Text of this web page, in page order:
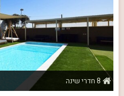
8 חדרי שינה